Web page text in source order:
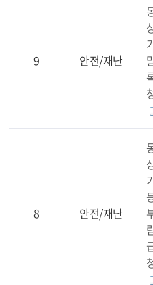
9 안전/재난
8 안전/재난